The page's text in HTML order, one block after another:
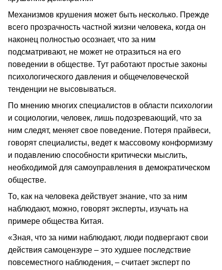
Механизмов крушения может быть несколько. Прежде
всего прозрачность частной жизни человека, когда он
наконец полностью осознает, что за ним
подсматривают, не может не отразиться на его
поведении в обществе. Тут работают простые законы
психологического давления и общечеловеческой
тенденции не высовываться.
По мнению многих специалистов в области психологии
и социологии, человек, лишь подозревающий, что за
ним следят, меняет свое поведение. Потеря прайвеси,
говорят специалисты, ведет к массовому конформизму
и подавлению способности критически мыслить,
необходимой для самоуправления в демократическом
обществе.
То, как на человека действует знание, что за ним
наблюдают, можно, говорят эксперты, изучать на
примере общества Китая.
«Зная, что за ними наблюдают, люди подвергают свои
действия самоцензуре – это худшее последствие
повсеместного наблюдения, – считает эксперт по